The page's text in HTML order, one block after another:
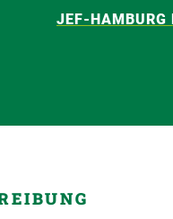
JEF-HAMBURG